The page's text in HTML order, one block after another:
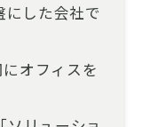
した会社で
オフィスを